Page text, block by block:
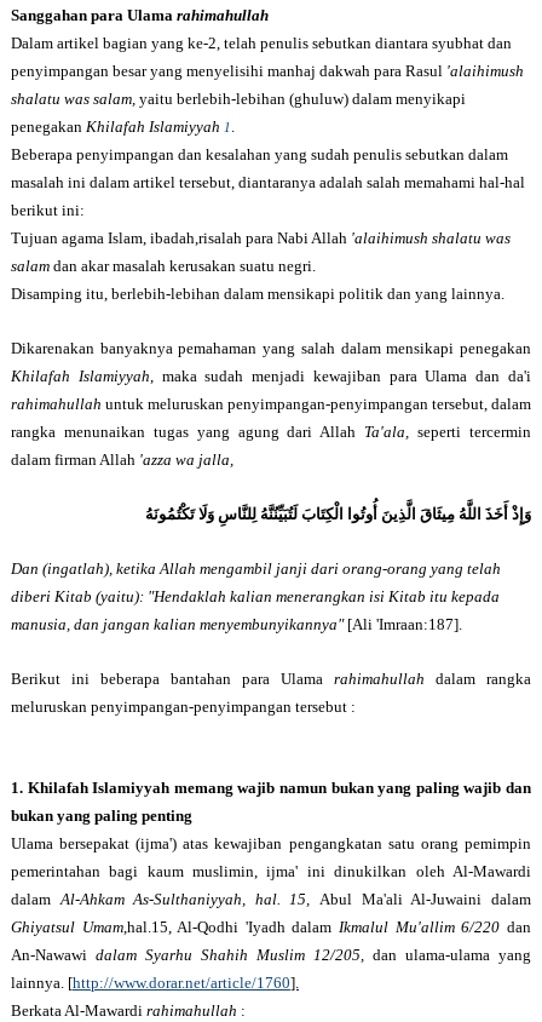
Sanggahan para Ulama rahimahullah
Dalam artikel bagian yang ke-2, telah penulis sebutkan diantara syubhat dan
penyimpangan besar yang menyelisihi manhaj dakwah para Rasul 'alaihimush
shalatu was salam, yaitu berlebih-lebihan (ghuluw) dalam menyikapi
penegakanKhilafah Islamiyyah 1 .
Beberapa penyimpangan dan kesalahan yang sudah penulis sebutkan dalam
masalah ini dalam artikel tersebut, diantaranya adalah salah memahami hal-hal
berikut ini:
Tujuan agama Islam, ibadah,risalah para Nabi Allah 'alaihimush shalatu was
salamdan akar masalah kerusakan suatu negri.
Disamping itu,berlebih-lebihan dalam mensikapi politik dan yang lainnya.
Dikarenakan banyaknya pemahaman yang salah dalam mensikapi penegakan
Khilafah Islamiyyah, maka sudah menjadi kewajiban para Ulama dan da'i
rahimahullah untuk meluruskan penyimpangan-penyimpangan tersebut, dalam
rangka menunaikan tugas yang agung dari Allah Ta'ala,seperti tercermin
dalam firman Allah'azza wa jalla,
وَإِذْ أَخَذَ اللَّهُ مِيثَاقَ الَّذِينَ أُوتُوا الْكِتَابَ لَتُبَيِّنُنَّهُ لِلنَّاسِ وَلَا تَكْتُمُونَهُ
Dan (ingatlah), ketika Allah mengambil janji dari orang-orang yang telah
diberi Kitab (yaitu): "Hendaklah kalian menerangkan isi Kitab itu kepada
manusia, dan jangan kalian menyembunyikannya" [Ali 'Imraan:187].
Berikut ini beberapa bantahanpara Ulamarahimahullah dalam rangka
meluruskan penyimpangan-penyimpangan tersebut :
1. Khilafah Islamiyyah memang wajib namun bukan yang paling wajib dan
bukan yang paling penting
Ulama bersepakat (ijma') atas kewajiban pengangkatan satu orang pemimpin
pemerintahan bagi kaum muslimin, ijma' ini dinukilkan oleh Al-Mawardi
dalamAl-Ahkam As-Sulthaniyyah, hal. 15,Abul Ma'ali Al-Juwaini dalam
Ghiyatsul Umam,hal.15, Al-Qodhi 'Iyadh dalamIkmalul Mu'allim 6/220dan
An-Nawawi dalam Syarhu Shahih Muslim 12/205, dan ulama-ulama yang
lainnya. [http://www.dorar.net/article/1760].
Berkata Al-Mawardi rahimahullah :